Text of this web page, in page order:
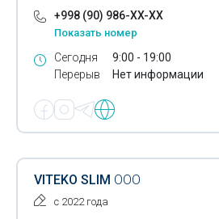
Патентные услуги
Переводчики
Печати
Плазменная резка металла
+998 (90) 986-XX-XX
Показать номер
Сегодня
Перерыв
9:00 - 19:00
Нет информации
VITEKO SLIM ООО
с 2022 года